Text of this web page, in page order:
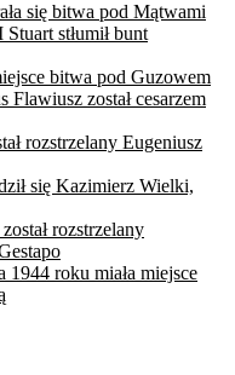
się bitwa pod Mątwami
stłumił bunt
bitwa pod Guzowem
Flawiusz został cesarzem
rozstrzelany Eugeniusz
się Kazimierz Wielki,
rozstrzelany
roku miała miejsce